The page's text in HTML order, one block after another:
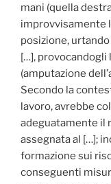
mani (quella
improvvisamente
posizione,
[…], provocandogli
(amputazione
Secondo la
lavoro, avrebbe
adeguatamente il
assegnata al […];
formazione sui
conseguenti